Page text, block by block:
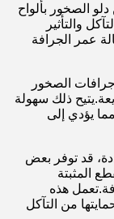
الصخور بألواح
والتأثير
عمر الجرافة
الصخور
ذلك سهولة
يؤدي إلى
قد توفر بعض
المثبتة
هذه
من التآكل